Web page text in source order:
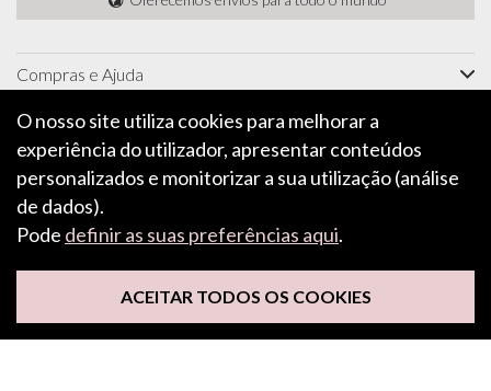
Compras e Ajuda
Informações
Características e inspiração
Sobre
O nosso site utiliza cookies para melhorar a
experiência do utilizador, apresentar conteúdos
personalizados e monitorizar a sua utilização (análise
de dados).
Pode definir as suas preferências aqui.
ACEITAR TODOS OS COOKIES